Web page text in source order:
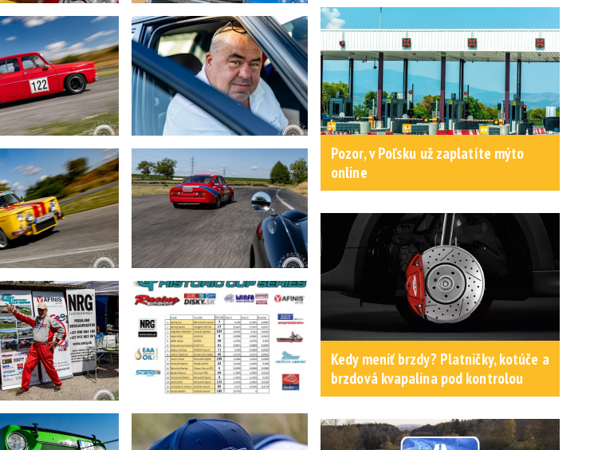
Pozor, v Poľsku už zaplatíte mýto
online
Kedy meniť brzdy? Platničky, kotúče a
brzdová kvapalina pod kontrolou